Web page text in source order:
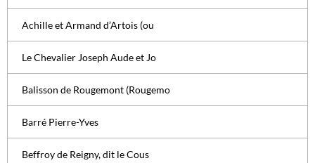
Achille et Armand d’Artois (ou
Le Chevalier Joseph Aude et Jo
Balisson de Rougemont (Rougemo
Barré Pierre-Yves
Beffroy de Reigny, dit le Cous